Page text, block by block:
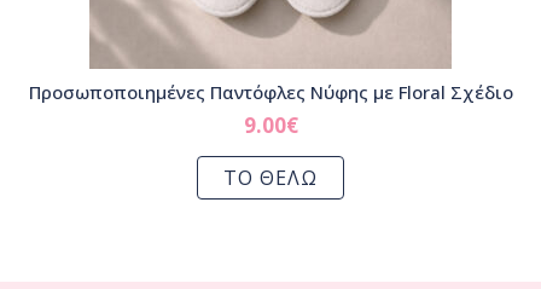
Προσωποποιημένες Παντόφλες Νύφης με Floral Σχέδιο
9.00€
ΤΟ ΘΕΛΩ